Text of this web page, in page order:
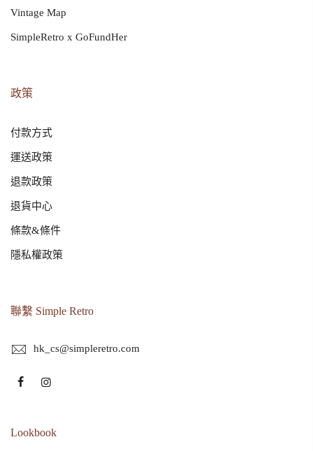
Vintage Map
SimpleRetro x GoFundHer
政策
付款方式
運送政策
退款政策
退貨中心
條款&條件
隱私權政策
聯繫 Simple Retro
hk_cs@simpleretro.com
Lookbook